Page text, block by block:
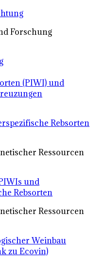
Forschung
(PIWI) und
Rebsorten
Ressourcen
und
Rebsorten
Ressourcen
Weinbau
zu Ecovin)